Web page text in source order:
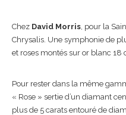
Chez David Morris , pour la
Chrysalis. Une symphonie de
et roses montés sur or blanc 18
Pour rester dans la même
« Rose » sertie d’un diamant
plus de 5 carats entouré de